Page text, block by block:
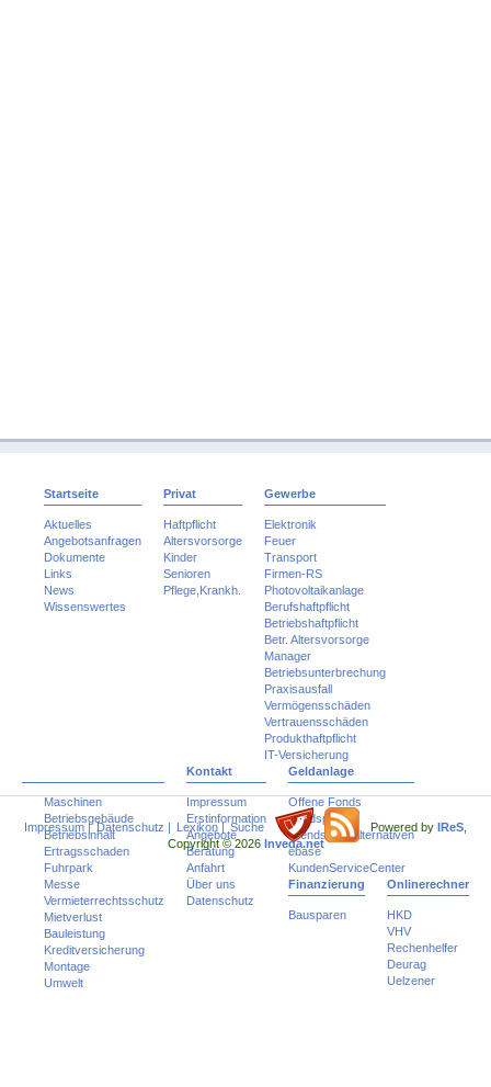
Startseite
Aktuelles
Angebotsanfragen
Dokumente
Links
News
Wissenswertes
Privat
Haftpflicht
Altersvorsorge
Kinder
Senioren
Pflege,Krankh.
Gewerbe
Elektronik
Feuer
Transport
Firmen-RS
Photovoltaikanlage
Berufshaftpflicht
Betriebshaftpflicht
Betr. Altersvorsorge
Manager
Betriebsunterbrechung
Praxisausfall
Vermögensschäden
Vertrauensschäden
Produkthaftpflicht
IT-Versicherung
Maschinen
Betriebsgebäude
Betriebsinhalt
Ertragsschaden
Fuhrpark
Messe
Vermieterrechtsschutz
Mietverlust
Bauleistung
Kreditversicherung
Montage
Umwelt
Kontakt
Impressum
Erstinformation
Angebote
Beratung
Anfahrt
Über uns
Datenschutz
Geldanlage
Offene Fonds
Fondspolicen
Trends und Alternativen
ebase
KundenServiceCenter
Finanzierung
Bausparen
Onlinerechner
HKD
VHV
Rechenhelfer
Deurag
Uelzener
Impressum| Datenschutz | Lexikon| Suche Powered by IReS
Copyright © 2026 Inveda.net